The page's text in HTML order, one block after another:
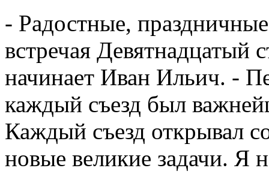
- Радостные,
встречая Девятнадцатый
начинает Иван Ильич. -
каждый съезд был
Каждый съезд открывал
новые великие задачи. Я